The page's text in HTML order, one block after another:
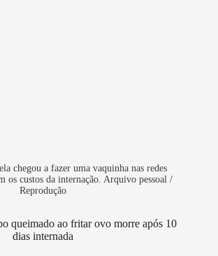
chegou a fazer uma vaquinha nas redes
os custos da internação. Arquivo pessoal /
Reprodução
queimado ao fritar ovo morre após 10
dias internada